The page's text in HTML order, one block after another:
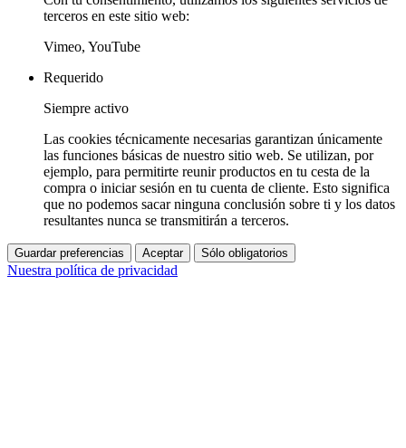
terceros en este sitio web:
Vimeo, YouTube
Requerido
Siempre activo
Las cookies técnicamente necesarias garantizan únicamente
las funciones básicas de nuestro sitio web. Se utilizan, por
ejemplo, para permitirte reunir productos en tu cesta de la
compra o iniciar sesión en tu cuenta de cliente. Esto significa
que no podemos sacar ninguna conclusión sobre ti y los datos
resultantes nunca se transmitirán a terceros.
Guardar preferencias Aceptar Sólo obligatorios
Nuestra política de privacidad